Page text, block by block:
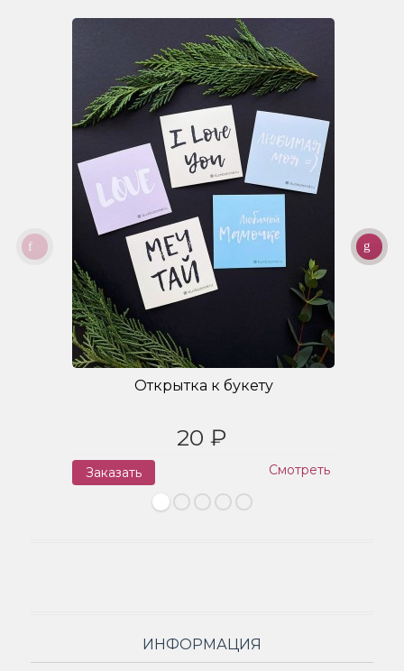
Открытка к букету
20 ₽
Заказать Смотреть
ИНФОРМАЦИЯ